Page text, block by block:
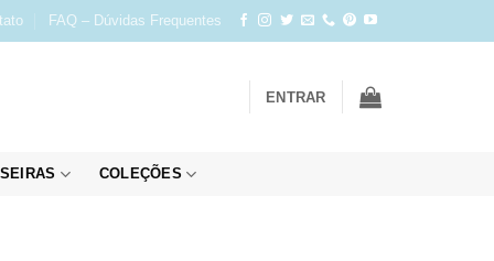
FAQ – Dúvidas Frequentes
ENTRAR
COLEÇÕES